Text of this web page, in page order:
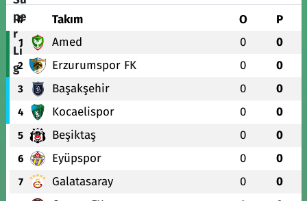
# Takım O P
1 Amed 0 0
2 Erzurumspor FK 0 0
3 Başakşehir 0 0
4 Kocaelispor 0 0
5 Beşiktaş 0 0
6 Eyüpspor 0 0
7 Galatasaray 0 0